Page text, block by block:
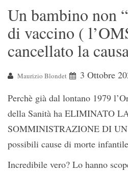
Un bambino non
di vaccino (
cancellato la
Maurizio Blondet
3 Ottobre
Perchè già dal lontano 1979
della Sanità ha ELIMINATO
SOMMINISTRAZIONE DI
possibili cause di morte
Incredibile vero? Lo hanno